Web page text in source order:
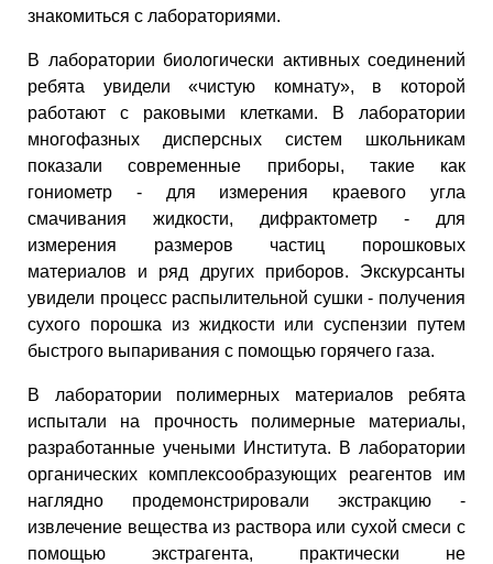
знакомиться с лабораториями.
В лаборатории биологически активных соединений
ребята увидели «чистую комнату», в которой
работают с раковыми клетками. В лаборатории
многофазных дисперсных систем школьникам
показали современные приборы, такие как
гониометр - для измерения краевого угла
смачивания жидкости, дифрактометр - для
измерения размеров частиц порошковых
материалов и ряд других приборов. Экскурсанты
увидели процесс распылительной сушки - получения
сухого порошка из жидкости или суспензии путем
быстрого выпаривания с помощью горячего газа.
В лаборатории полимерных материалов ребята
испытали на прочность полимерные материалы,
разработанные учеными Института. В лаборатории
органических комплексообразующих реагентов им
наглядно продемонстрировали экстракцию -
извлечение вещества из раствора или сухой смеси с
помощью экстрагента, практически не